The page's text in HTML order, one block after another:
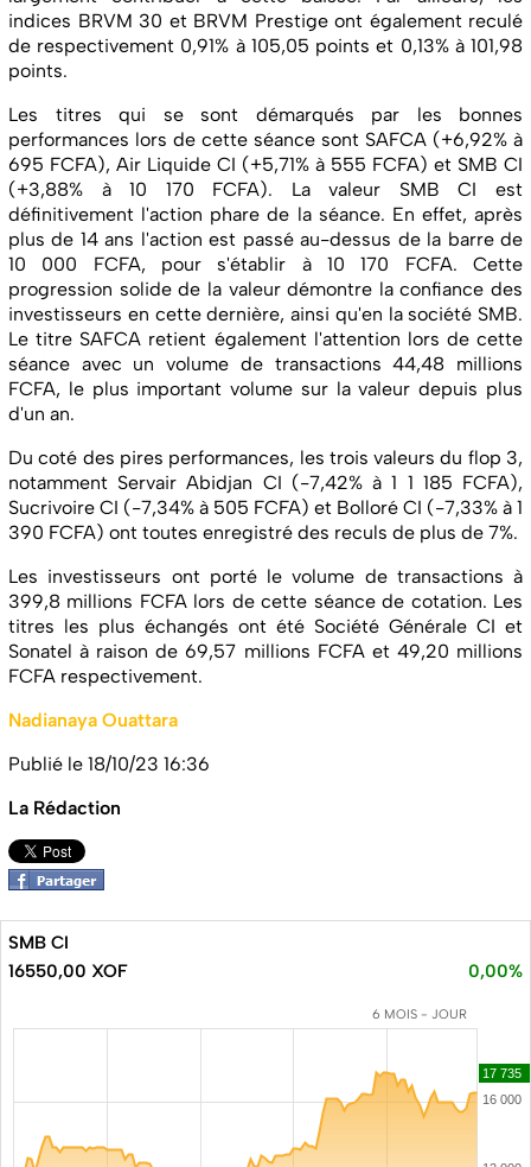
indices BRVM 30 et BRVM Prestige ont également reculé
de respectivement 0,91% à 105,05 points et 0,13% à 101,98
points.
Les titres qui se sont démarqués par les bonnes
performances lors de cette séance sont SAFCA (+6,92% à
695 FCFA), Air Liquide CI (+5,71% à 555 FCFA) et SMB CI
(+3,88% à 10 170 FCFA). La valeur SMB CI est
définitivement l'action phare de la séance. En effet, après
plus de 14 ans l'action est passé au-dessus de la barre de
10 000 FCFA, pour s'établir à 10 170 FCFA. Cette
progression solide de la valeur démontre la confiance des
investisseurs en cette dernière, ainsi qu'en la société SMB.
Le titre SAFCA retient également l'attention lors de cette
séance avec un volume de transactions 44,48 millions
FCFA, le plus important volume sur la valeur depuis plus
d'un an.
Du coté des pires performances, les trois valeurs du flop 3,
notamment Servair Abidjan CI (-7,42% à 1 1 185 FCFA),
Sucrivoire CI (-7,34% à 505 FCFA) et Bolloré CI (-7,33% à 1
390 FCFA) ont toutes enregistré des reculs de plus de 7%.
Les investisseurs ont porté le volume de transactions à
399,8 millions FCFA lors de cette séance de cotation. Les
titres les plus échangés ont été Société Générale CI et
Sonatel à raison de 69,57 millions FCFA et 49,20 millions
FCFA respectivement.
Nadianaya Ouattara
Publié le 18/10/23 16:36
La Rédaction
SMB CI
16550,00 XOF
0,00%
6 MOIS - JOUR